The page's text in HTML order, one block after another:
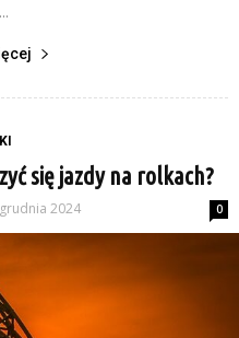
się jazdy na rolkach?
2024 0